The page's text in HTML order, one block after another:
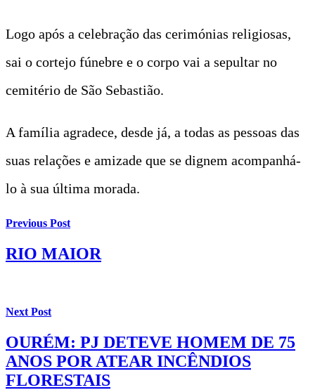
Logo após a celebração das cerimónias religiosas,
sai o cortejo fúnebre e o corpo vai a sepultar no
cemitério de São Sebastião.
A família agradece, desde já, a todas as pessoas das
suas relações e amizade que se dignem acompanhá-
lo à sua última morada.
Previous Post
RIO MAIOR
Next Post
OURÉM: PJ DETEVE HOMEM DE 75
ANOS POR ATEAR INCÊNDIOS
FLORESTAIS